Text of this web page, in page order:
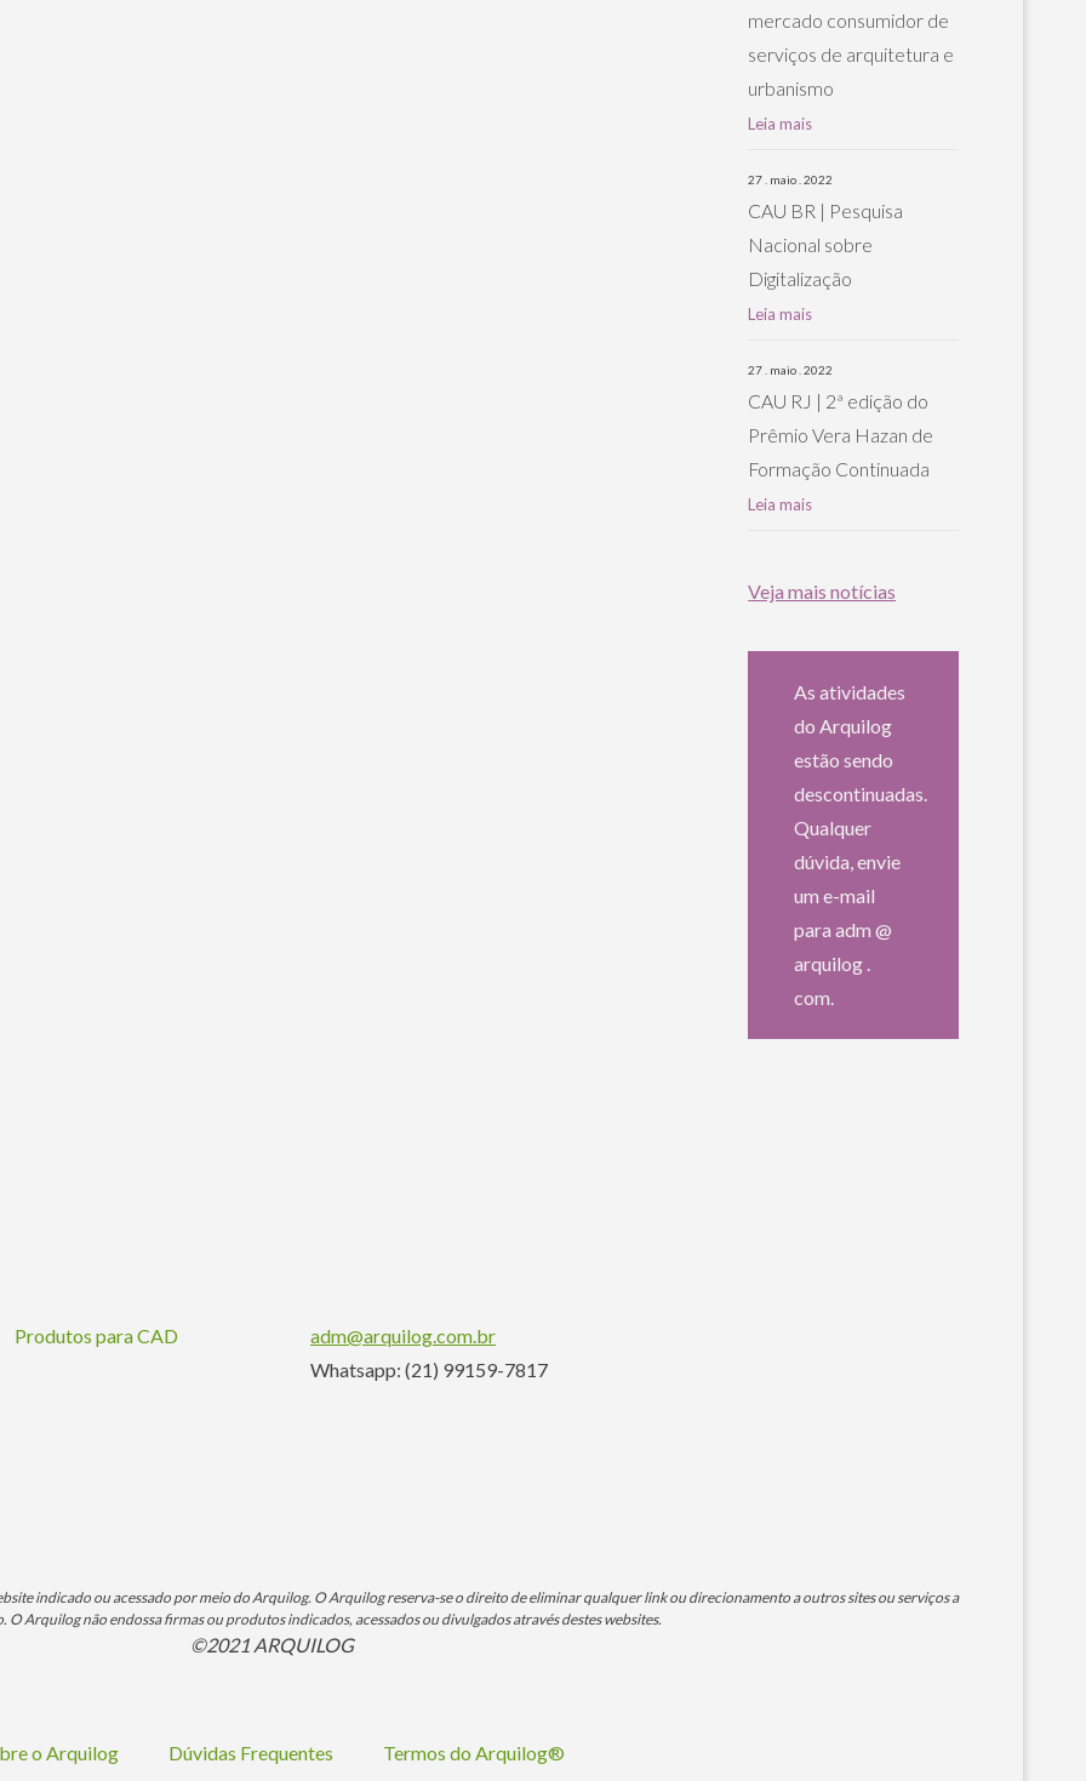
mercado consumidor de
serviços de arquitetura e
urbanismo
Leia mais
27 . maio . 2022
CAU BR | Pesquisa
Nacional sobre
Digitalização
Leia mais
27 . maio . 2022
CAU RJ | 2ª edição do
Prêmio Vera Hazan de
Formação Continuada
Leia mais
Veja mais notícias
As atividades
do Arquilog
estão sendo
descontinuadas.
Qualquer
dúvida, envie
um e-mail
para adm @
arquilog .
com.
Produtos para CAD
adm@arquilog.com.br
Whatsapp: (21) 99159-7817
indicado ou acessado por meio do Arquilog. O Arquilog reserva-se o direito de eliminar qualquer link ou direcionamento a outros sites ou serviços a
O Arquilog não endossa firmas ou produtos indicados, acessados ou divulgados através destes websites.
©2021 ARQUILOG
o Arquilog Dúvidas Frequentes Termos do Arquilog®